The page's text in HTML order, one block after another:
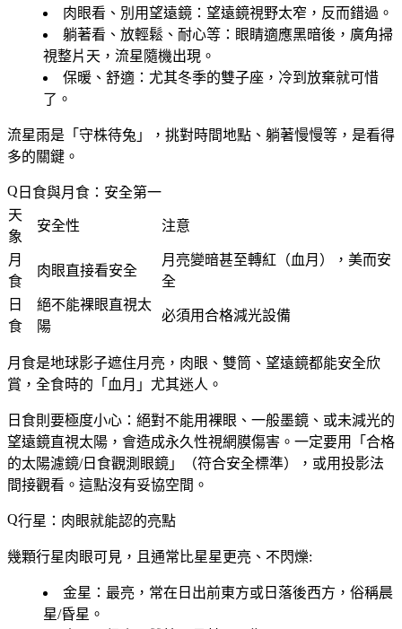
肉眼看、別用望遠鏡 ：望遠鏡視野太窄，反而錯過。
躺著看、放輕鬆、耐心等 ：眼睛適應黑暗後，廣角掃
視整片天，流星隨機出現。
保暖、舒適 ：尤其冬季的雙子座，冷到放棄就可惜
了。
流星雨是「守株待兔」，挑對時間地點、躺著慢慢等，是看得
多的關鍵。
日食與月食：安全第一
天
象
安全性 注意
月
食
肉眼直接看安全
月亮變暗甚至轉紅（血月），美而安
全
日
食
絕不能裸眼直視太
陽
必須用合格減光設備
月食是地球影子遮住月亮，肉眼、雙筒、望遠鏡都能安全欣
賞，全食時的「血月」尤其迷人。
日食則要極度小心： 絕對不能用裸眼、一般墨鏡、或未減光的
望遠鏡直視太陽 ，會造成永久性視網膜傷害。一定要用「 合格
的太陽濾鏡/日食觀測眼鏡 」（符合安全標準），或用投影法
間接觀看。這點沒有妥協空間。
行星：肉眼就能認的亮點
幾顆行星肉眼可見，且通常比星星更亮、不閃爍:
金星 ：最亮，常在日出前東方或日落後西方，俗稱晨
星/昏星。